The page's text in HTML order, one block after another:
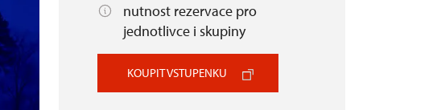
nutnost rezervace pro
jednotlivce i skupiny
KOUPIT VSTUPENKU